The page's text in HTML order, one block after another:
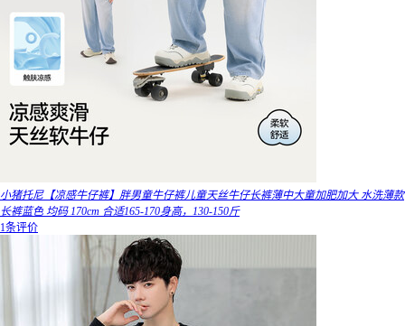
小猪托尼【凉感牛仔裤】胖男童牛仔裤儿童天丝牛仔长裤薄中大童加肥加大 水洗薄款
长裤蓝色 均码 170cm 合适165-170身高，130-150斤
1条评价